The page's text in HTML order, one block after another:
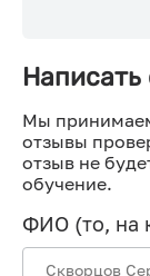
Написать
Мы
отзывы
отзыв не
обучение.
ФИО (то, на